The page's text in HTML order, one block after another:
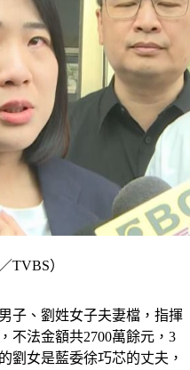
TVBS）
子、劉姓女子夫妻檔，指揮
不法金額共2700萬餘元，3
劉女是藍委徐巧芯的丈夫，